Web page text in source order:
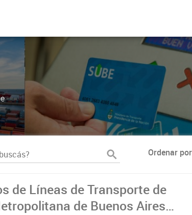
Ordenar por
de Líneas de Transporte de
de Buenos Aires